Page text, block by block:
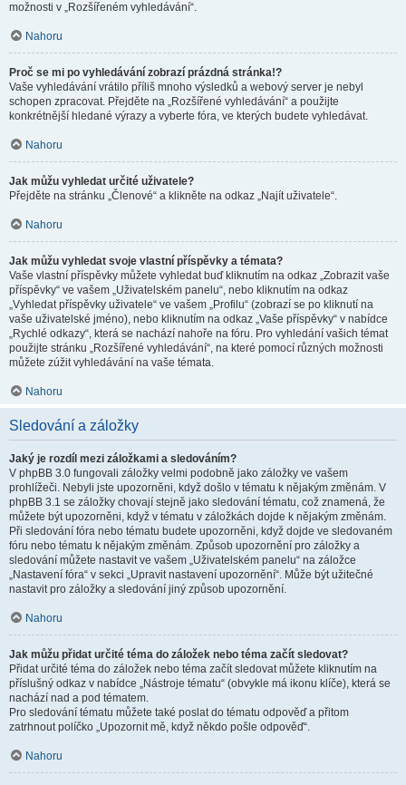
možnosti v „Rozšířeném vyhledávání“.
Nahoru
Proč se mi po vyhledávání zobrazí prázdná stránka!?
Vaše vyhledávání vrátilo příliš mnoho výsledků a webový server je nebyl
schopen zpracovat. Přejděte na „Rozšířené vyhledávání“ a použijte
konkrétnější hledané výrazy a vyberte fóra, ve kterých budete vyhledávat.
Nahoru
Jak můžu vyhledat určité uživatele?
Přejděte na stránku „Členové“ a klikněte na odkaz „Najít uživatele“.
Nahoru
Jak můžu vyhledat svoje vlastní příspěvky a témata?
Vaše vlastní příspěvky můžete vyhledat buď kliknutím na odkaz „Zobrazit vaše
příspěvky“ ve vašem „Uživatelském panelu“, nebo kliknutím na odkaz
„Vyhledat příspěvky uživatele“ ve vašem „Profilu“ (zobrazí se po kliknutí na
vaše uživatelské jméno), nebo kliknutím na odkaz „Vaše příspěvky“ v nabídce
„Rychlé odkazy“, která se nachází nahoře na fóru. Pro vyhledání vašich témat
použijte stránku „Rozšířené vyhledávání“, na které pomocí různých možnosti
můžete zúžit vyhledávání na vaše témata.
Nahoru
Sledování a záložky
Jaký je rozdíl mezi záložkami a sledováním?
V phpBB 3.0 fungovali záložky velmi podobně jako záložky ve vašem
prohlížeči. Nebyli jste upozorněni, když došlo v tématu k nějakým změnám. V
phpBB 3.1 se záložky chovají stejně jako sledování tématu, což znamená, že
můžete být upozorněni, když v tématu v záložkách dojde k nějakým změnám.
Při sledování fóra nebo tématu budete upozorněni, když dojde ve sledovaném
fóru nebo tématu k nějakým změnám. Způsob upozornění pro záložky a
sledování můžete nastavit ve vašem „Uživatelském panelu“ na záložce
„Nastavení fóra“ v sekci „Upravit nastavení upozornění“. Může být užitečné
nastavit pro záložky a sledování jiný způsob upozornění.
Nahoru
Jak můžu přidat určité téma do záložek nebo téma začít sledovat?
Přidat určité téma do záložek nebo téma začít sledovat můžete kliknutím na
příslušný odkaz v nabídce „Nástroje tématu“ (obvykle má ikonu klíče), která se
nachází nad a pod tématem.
Pro sledování tématu můžete také poslat do tématu odpověď a přitom
zatrhnout políčko „Upozornit mě, když někdo pošle odpověď“.
Nahoru